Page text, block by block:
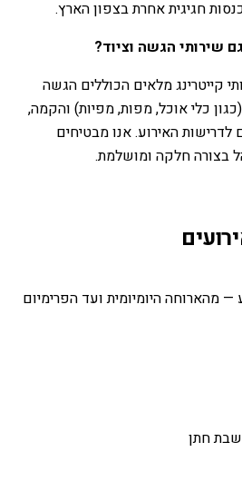
חגיגית אחרת בצפון הארץ.
שירותי הגשה וציוד?
קייטרינג מלאים הכוללים הגשה
כלי אוכל, מפות, מפיות) והקמה,
האירוע. אנו מבטיחים
בצורה חלקה ומושלמת.
— מהארוחה היומיומית ועד הפרימיום
חתן